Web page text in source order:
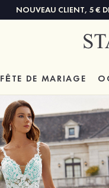
NOUVEAU CLIENT, 5 €
FÊTE DE MARIAGE